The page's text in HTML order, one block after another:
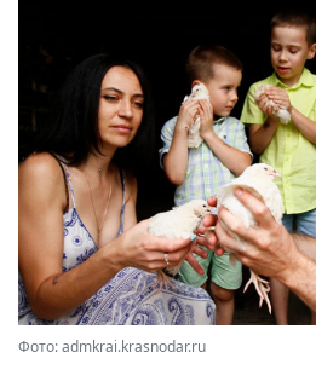
Фото: admkrai.krasnodar.ru